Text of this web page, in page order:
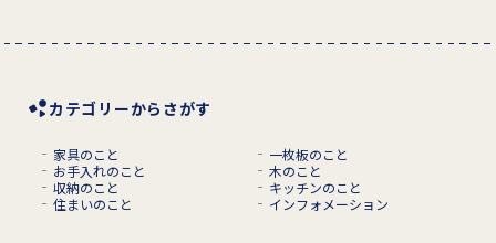
カテゴリーからさがす
家具のこと
一枚板のこと
お手入れのこと
木のこと
収納のこと
キッチンのこと
住まいのこと
インフォメーション